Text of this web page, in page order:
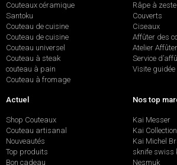
Couteaux céramique
Santoku
Couteau de cuisine
Couteau de cuisine
Couteau universel
Couteau à steak
couteau à pain
Couteau à fromage
Râpe à zeste
Couverts
Ciseaux
Affûter des
Atelier
Service
Visite
Actuel
Shop Couteaux
Couteau artisanal
Nouveautés
Top produits
Bon cadeau
Nos top
Kai Messer
Kai
Kai Michel
sknife swiss
Nesmuk